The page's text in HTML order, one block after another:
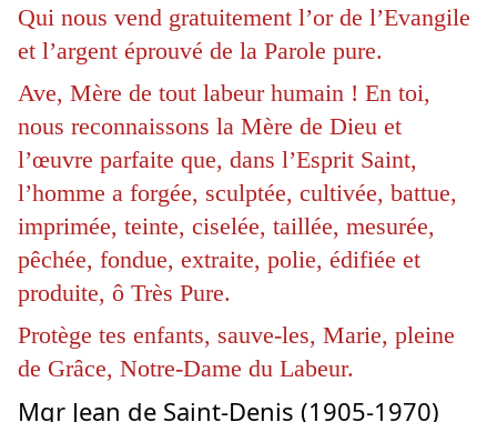
Qui nous vend gratuitement l’or de l’Evangile
et l’argent éprouvé de la Parole pure.
Ave, Mère de tout labeur humain ! En toi,
nous reconnaissons la Mère de Dieu et
l’œuvre parfaite que, dans l’Esprit Saint,
l’homme a forgée, sculptée, cultivée, battue,
imprimée, teinte, ciselée, taillée, mesurée,
pêchée, fondue, extraite, polie, édifiée et
produite, ô Très Pure.
Protège tes enfants, sauve-les, Marie, pleine
de Grâce, Notre-Dame du Labeur.
Mgr Jean de Saint-Denis (1905-1970)